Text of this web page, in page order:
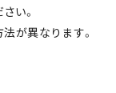
い。
が異なります。